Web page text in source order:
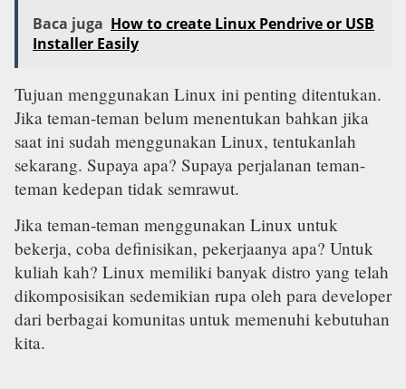
Baca juga How to create Linux Pendrive or USB
Installer Easily
Tujuan menggunakan Linux ini penting ditentukan.
Jika teman-teman belum menentukan bahkan jika
saat ini sudah menggunakan Linux, tentukanlah
sekarang. Supaya apa? Supaya perjalanan teman-
teman kedepan tidak semrawut.
Jika teman-teman menggunakan Linux untuk
bekerja, coba definisikan, pekerjaanya apa? Untuk
kuliah kah? Linux memiliki banyak distro yang telah
dikomposisikan sedemikian rupa oleh para developer
dari berbagai komunitas untuk memenuhi kebutuhan
kita.